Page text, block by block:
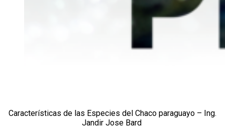
Características de las Especies del Chaco paraguayo – Ing.
Jandir Jose Bard